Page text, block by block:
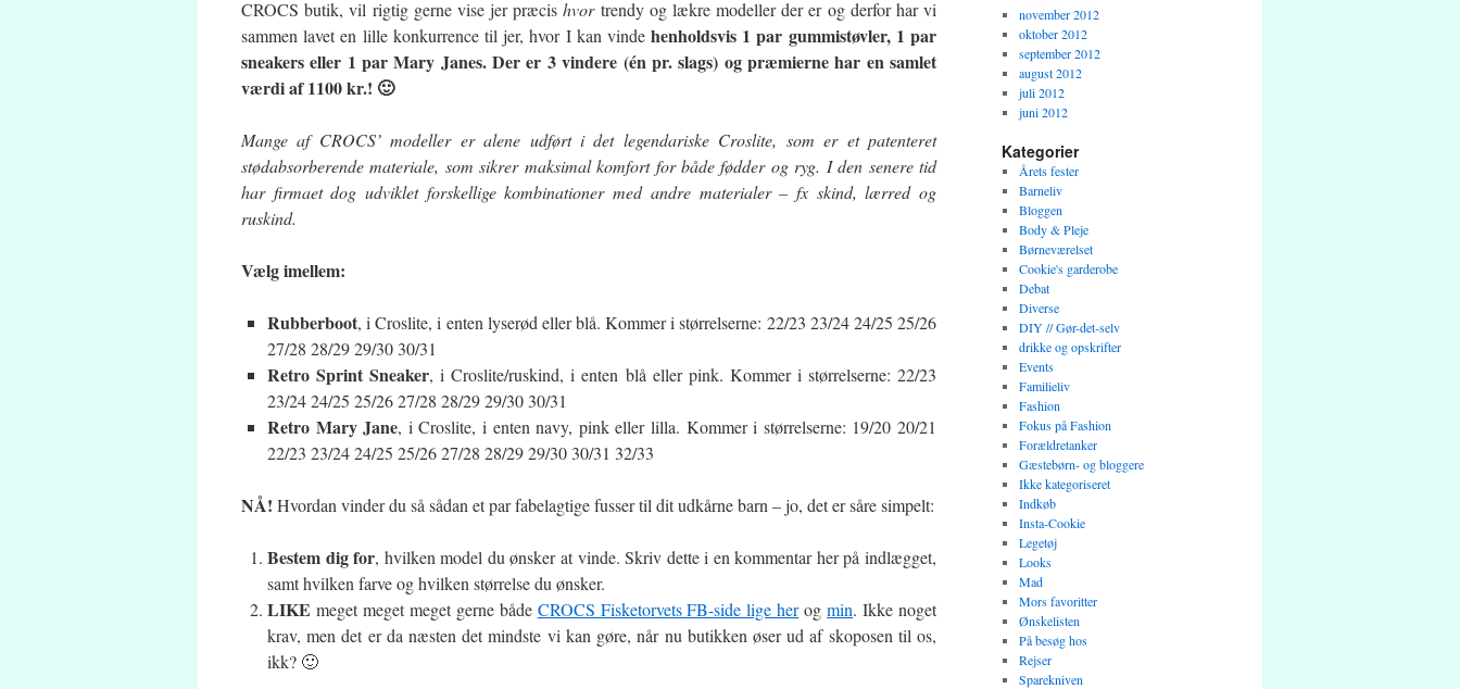
CROCS butik, vil rigtig gerne vise jer præcishvortrendy og lækre modeller der er og derfor har vi
sammen lavet en lille konkurrence til jer, hvor I kan vindehenholdsvis 1 par gummistøvler, 1 par
sneakers eller 1 par Mary Janes. Der er 3 vindere (én pr. slags) og præmierne har en samlet
værdi af 1100 kr.! 🙂
Mange af CROCS’ modeller er alene udført i det legendariske Croslite, som er et patenteret
stødabsorberende materiale, som sikrer maksimal komfort for både fødder og ryg. I den senere tid
har firmaet dog udviklet forskellige kombinationer med andre materialer – fx skind, lærred og
ruskind.
Vælg imellem:
Rubberboot, i Croslite, i enten lyserød eller blå. Kommer i størrelserne: 22/23 23/24 24/25 25/26
27/28 28/29 29/30 30/31
Retro Sprint Sneaker, i Croslite/ruskind, i enten blå eller pink. Kommer i størrelserne: 22/23
23/24 24/25 25/26 27/28 28/29 29/30 30/31
Retro Mary Jane, i Croslite, i enten navy, pink eller lilla. Kommer i størrelserne: 19/20 20/21
22/23 23/24 24/25 25/26 27/28 28/29 29/30 30/31 32/33
NÅ! Hvordan vinder du så sådan et par fabelagtige fusser til dit udkårne barn – jo, det er såre simpelt:
Bestem dig for, hvilken model du ønsker at vinde. Skriv dette i en kommentar her på indlægget,
samt hvilken farve og hvilken størrelse du ønsker.
LIKE meget meget meget gerne både CROCS Fisketorvets FB-side lige herogmin. Ikke noget
krav, men det er da næsten det mindste vi kan gøre, når nu butikken øser ud af skoposen til os,
ikk? 🙂
november 2012
oktober 2012
september 2012
august 2012
juli 2012
juni 2012
Kategorier
Årets fester
Barneliv
Bloggen
Body & Pleje
Børneværelset
Cookie's garderobe
Debat
Diverse
DIY // Gør-det-selv
drikke og opskrifter
Events
Familieliv
Fashion
Fokus på Fashion
Forældretanker
Gæstebørn- og bloggere
Ikke kategoriseret
Indkøb
Insta-Cookie
Legetøj
Looks
Mad
Mors favoritter
Ønskelisten
På besøg hos
Rejser
Sparekniven